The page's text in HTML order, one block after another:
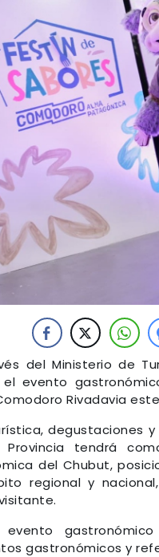
del Ministerio de
evento
Rivadavia
degustaciones
tendrá
del Chubut,
regional y
gastronómicos y